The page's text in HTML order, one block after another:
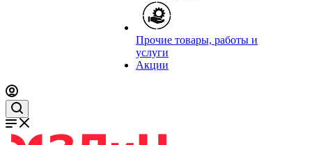
Прочие товары, работы и
услуги
Акции